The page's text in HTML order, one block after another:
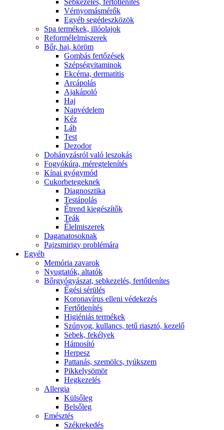
Sebkezelés, fertőtlenítés
Vérnyomásmérők
Egyéb segédeszközök
Spa termékek, illóolajok
Reformélelmiszerek
Bőr, haj, köröm
Gombás fertőzések
Szépségvitaminok
Ekcéma, dermatitis
Arcápolás
Ajakápoló
Haj
Napvédelem
Kéz
Láb
Test
Dezodor
Dohányzásról való leszokás
Fogyókúra, méregtelenítés
Kínai gyógymód
Cukorbetegeknek
Diagnosztika
Testápolás
É́trend kiegészítők
Teák
É́lelmiszerek
Daganatosoknak
Pajzsmirigy problémára
Egyéb
Memória zavarok
Nyugtatók, altatók
Bőrgyógyászat, sebkezelés, fertőtlenítes
É́gési sérülés
Koronavírus elleni védekezés
Fertőtlenítés
Higiéniás termékek
Szúnyog, kullancs, tetű riasztó, kezelő
Sebek, fekélyek
Hámosító
Herpesz
Pattanás, szemölcs, tyúkszem
Pikkelysömör
Hegkezelés
Allergia
Külsőleg
Belsőleg
Emésztés
Székrekedés